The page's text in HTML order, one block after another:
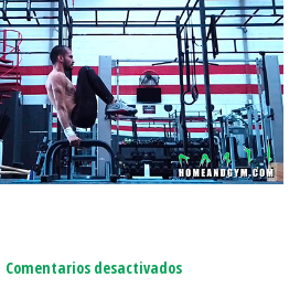
Comentarios desactivadosen